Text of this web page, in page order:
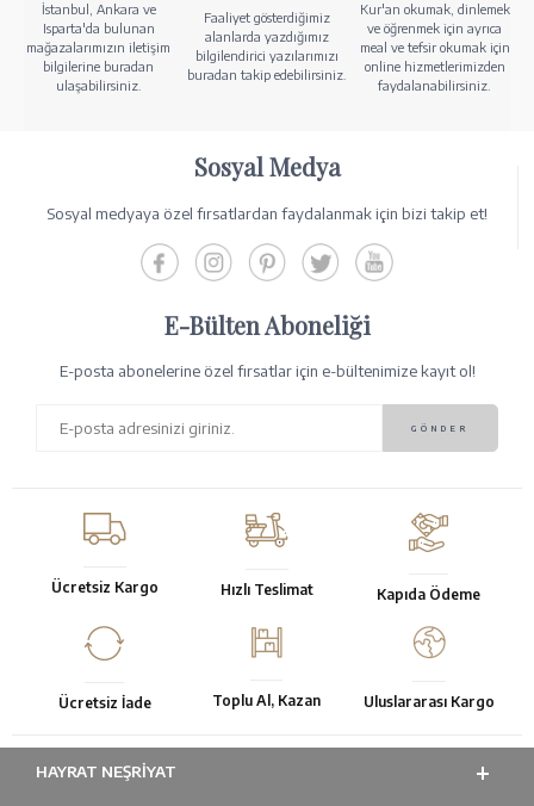
İstanbul, Ankara ve
Isparta'da bulunan
mağazalarımızın iletişim
bilgilerine buradan
ulaşabilirsiniz.
Faaliyet gösterdiğimiz
alanlarda yazdığımız
bilgilendirici yazılarımızı
buradan takip edebilirsiniz.
Kur'an okumak, dinlemek
ve öğrenmek için ayrıca
meal ve tefsir okumak için
online hizmetlerimizden
faydalanabilirsiniz.
Sosyal Medya
Sosyal medyaya özel fırsatlardan faydalanmak için bizi takip et!
E-Bülten Aboneliği
E-posta abonelerine özel fırsatlar için e-bültenimize kayıt ol!
Ücretsiz Kargo Hızlı Teslimat Kapıda Ödeme
Ücretsiz İade Toplu Al, Kazan Uluslararası Kargo
HAYRAT NEŞRIYAT